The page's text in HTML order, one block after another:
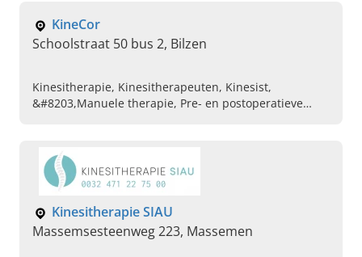
KineCor
Schoolstraat 50 bus 2, Bilzen
Kinesitherapie, Kinesitherapeuten, Kinesist,
&#8203,Manuele therapie, Pre- en postoperatieve
Kinesitherapie SIAU
Massemsesteenweg 223, Massemen